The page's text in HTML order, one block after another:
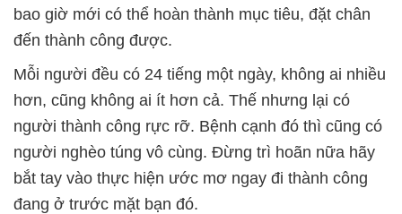
bao giờ mới có thể hoàn thành mục tiêu, đặt chân
đến thành công được.
Mỗi người đều có 24 tiếng một ngày, không ai nhiều
hơn, cũng không ai ít hơn cả. Thế nhưng lại có
người thành công rực rỡ. Bệnh cạnh đó thì cũng có
người nghèo túng vô cùng. Đừng trì hoãn nữa hãy
bắt tay vào thực hiện ước mơ ngay đi thành công
đang ở trước mặt bạn đó.